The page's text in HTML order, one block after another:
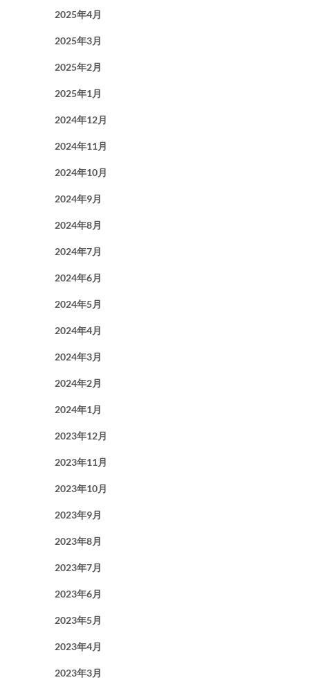
2025年4月
2025年3月
2025年2月
2025年1月
2024年12月
2024年11月
2024年10月
2024年9月
2024年8月
2024年7月
2024年6月
2024年5月
2024年4月
2024年3月
2024年2月
2024年1月
2023年12月
2023年11月
2023年10月
2023年9月
2023年8月
2023年7月
2023年6月
2023年5月
2023年4月
2023年3月